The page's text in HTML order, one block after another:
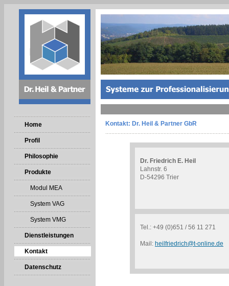
Home
Profil
Philosophie
Produkte
Modul MEA
System VAG
System VMG
Dienstleistungen
Kontakt
Datenschutz
Kontakt: Dr. Heil & Partner GbR
Dr. Friedrich E. Heil
Lahnstr. 6
D-54296 Trier
Tel.: +49 (0)651 / 56 11 271
Mail: heilfriedrich@t-online.de